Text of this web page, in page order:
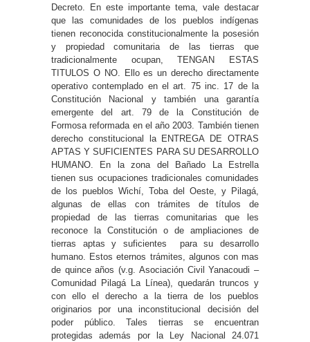
Decreto. En este importante tema, vale destacar
que las comunidades de los pueblos indígenas
tienen reconocida constitucionalmente la posesión
y propiedad comunitaria de las tierras que
tradicionalmente ocupan, TENGAN ESTAS
TITULOS O NO. Ello es un derecho directamente
operativo contemplado en el art. 75 inc. 17 de la
Constitución Nacional y también una garantía
emergente del art. 79 de la Constitución de
Formosa reformada en el año 2003. También tienen
derecho constitucional la ENTREGA DE OTRAS
APTAS Y SUFICIENTES PARA SU DESARROLLO
HUMANO. En la zona del Bañado La Estrella
tienen sus ocupaciones tradicionales comunidades
de los pueblos Wichí, Toba del Oeste, y Pilagá,
algunas de ellas con trámites de títulos de
propiedad de las tierras comunitarias que les
reconoce la Constitución o de ampliaciones de
tierras aptas y suficientes para su desarrollo
humano. Estos eternos trámites, algunos con mas
de quince años (v.g. Asociación Civil Yanacoudi –
Comunidad Pilagá La Línea), quedarán truncos y
con ello el derecho a la tierra de los pueblos
originarios por una inconstitucional decisión del
poder público. Tales tierras se encuentran
protegidas además por la Ley Nacional 24.071